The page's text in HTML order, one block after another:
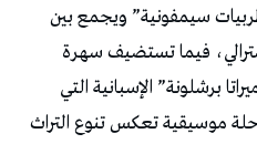
سيمفونية” ويجمع بين
فيما تستضيف سهرة
برشلونة” الإسبانية التي
موسيقية تعكس تنوع التراث